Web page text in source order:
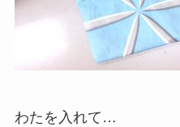
わたを入れて…